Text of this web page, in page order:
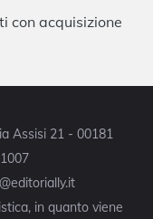
con acquisizione
Assisi 21 - 00181
in quanto viene